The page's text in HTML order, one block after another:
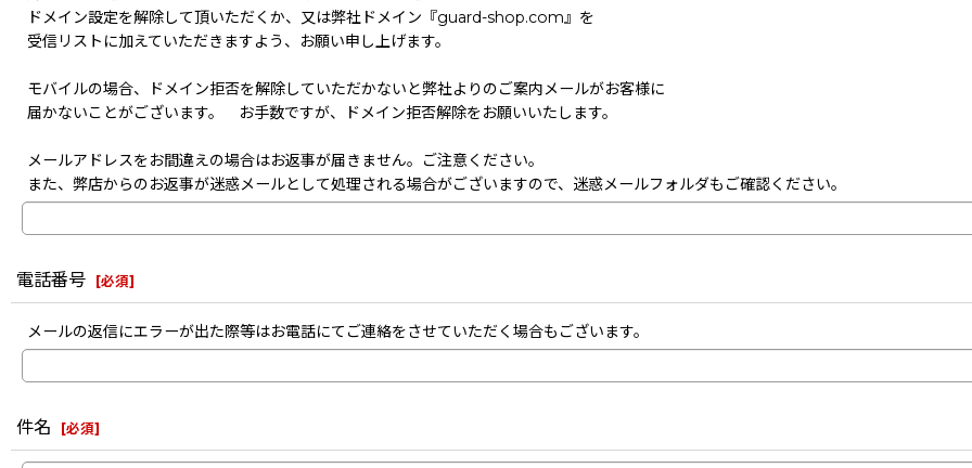
ドメイン設定を解除して頂いただくか、又は弊社ドメイン『guard-shop.com』を
受信リストに加えていただきますよう、お願い申し上げます。
モバイルの場合、ドメイン拒否を解除していただかないと弊社よりのご案内メールがお客様に
届かないことがございます。 お手数ですが、ドメイン拒否解除をお願いいたします。
メールアドレスをお間違えの場合はお返事が届きません。ご注意ください。
また、弊店からのお返事が迷惑メールとして処理される場合がございますので、迷惑メールフォルダもご確認ください。
電話番号 [必須]
メールの返信にエラーが出た際等はお電話にてご連絡をさせていただく場合もございます。
件名 [必須]